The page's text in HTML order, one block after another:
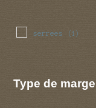
serrees (1)
Type de marge